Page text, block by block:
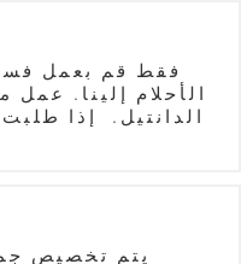
فقط قم بعمل
يتم تخصيص